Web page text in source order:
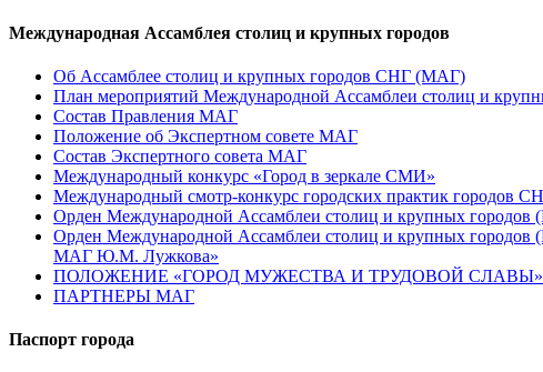
Международная Ассамблея столиц и крупных городов
Об Ассамблее столиц и крупных городов СНГ (МАГ)
План мероприятий Международной Ассамблеи столиц и
Состав Правления МАГ
Положение об Экспертном совете МАГ
Состав Экспертного совета МАГ
Международный конкурс «Город в зеркале СМИ»
Международный смотр-конкурс городских практик городов
Орден Международной Ассамблеи столиц и крупных городов
Орден Международной Ассамблеи столиц и крупных городов
МАГ Ю.М. Лужкова»
ПОЛОЖЕНИЕ «ГОРОД МУЖЕСТВА И ТРУДОВОЙ СЛАВЫ»
ПАРТНЕРЫ МАГ
Паспорт города